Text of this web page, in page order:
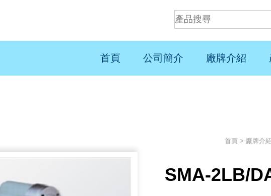
首頁 公司簡介 廠牌介紹
首頁 > 廠牌介紹
SMA-2LB/